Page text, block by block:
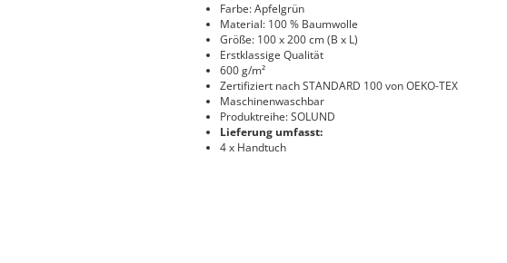
Farbe: Apfelgrün
Material: 100 % Baumwolle
Größe: 100 x 200 cm (B x L)
Erstklassige Qualität
600 g/m²
Zertifiziert nach STANDARD 100 von OEKO-TEX
Maschinenwaschbar
Produktreihe: SOLUND
Lieferung umfasst:
4 x Handtuch